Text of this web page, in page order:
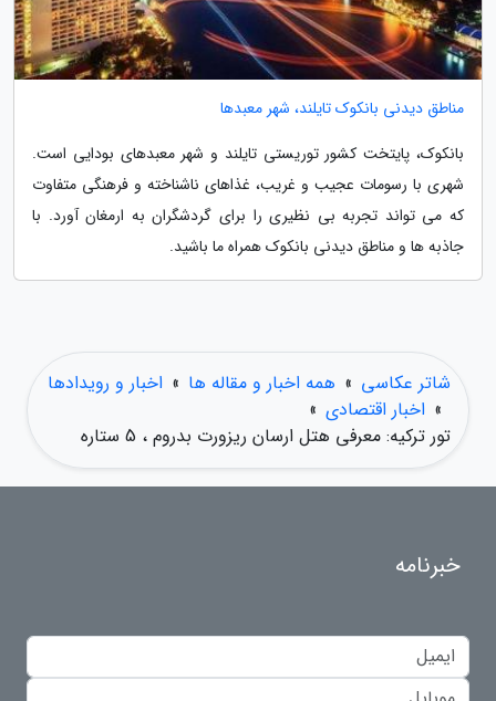
مناطق دیدنی بانکوک تایلند، شهر معبدها
بانکوک، پایتخت کشور توریستی تایلند و شهر معبدهای بودایی است.
شهری با رسومات عجیب و غریب، غذاهای ناشناخته و فرهنگی متفاوت
که می تواند تجربه بی نظیری را برای گردشگران به ارمغان آورد. با
جاذبه ها و مناطق دیدنی بانکوک همراه ما باشید.
شاتر عکاسی » همه اخبار و مقاله ها » اخبار و رویدادها
» اخبار اقتصادی »
تور ترکیه: معرفی هتل ارسان ریزورت بدروم ، 5 ستاره
خبرنامه